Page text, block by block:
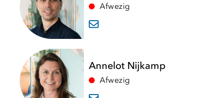
Afwezig
Annelot Nijkamp
Afwezig